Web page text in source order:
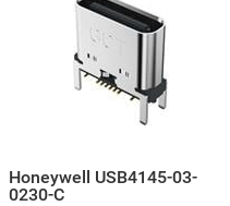
Honeywell USB4145-03-
0230-C